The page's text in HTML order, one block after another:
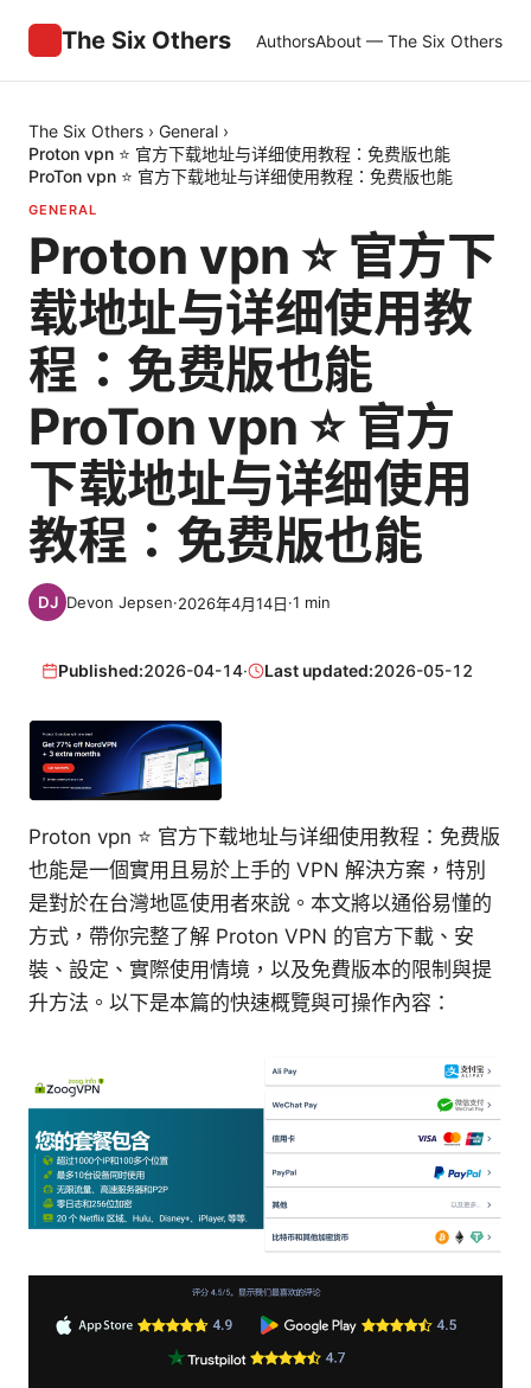
The Six Others AuthorsAbout — The Six Others
The Six Others › General ›
Proton vpn ⭐ 官方下载地址与详细使用教程：免费版也能
ProTon vpn ⭐ 官方下载地址与详细使用教程：免费版也能
GENERAL
Proton vpn ⭐ 官方下
载地址与详细使用教
程：免费版也能
ProTon vpn ⭐ 官方
下载地址与详细使用
教程：免费版也能
Devon Jepsen·2026年4月14日·1 min
Published:2026-04-14· Last updated:2026-05-12
Proton vpn ⭐ 官方下载地址与详细使用教程：免费版
也能是一個實用且易於上手的 VPN 解決方案，特別
是對於在台灣地區使用者來說。本文將以通俗易懂的
方式，帶你完整了解 Proton VPN 的官方下載、安
裝、設定、實際使用情境，以及免費版本的限制與提
升方法。以下是本篇的快速概覽與可操作內容：